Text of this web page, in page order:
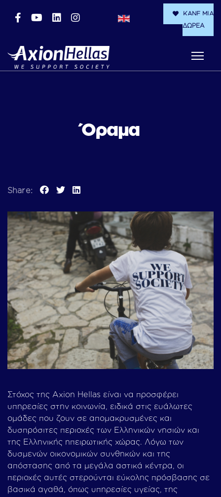
ΚΑΝΕ ΜΙΑ
ΔΩΡΕΑ
Όραμα
Share:
Στόχος της Axion Hellas είναι να προσφέρει
υπηρεσίες στην κοινωνία, ειδικά στις ευάλωτες
ομάδες που ζουν σε απομακρυσμένες και
δυσπρόσιτες περιοχές των Ελληνικών νησιών και
της Ελληνικής ηπειρωτικής χώρας. Λόγω των
δυσμενών οικονομικών συνθηκών και της
απόστασης από τα μεγάλα αστικά κέντρα, οι
περιοχές αυτές στερούνται εύκολης πρόσβασης σε
βασικά αγαθά, όπως υπηρεσίες υγείας, της